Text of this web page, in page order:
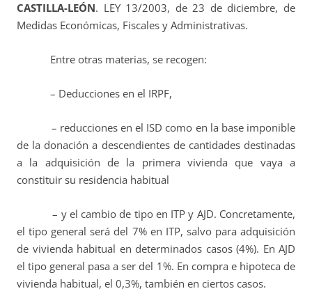
CASTILLA-LEÓN. LEY 13/2003, de 23 de diciembre, de
Medidas Económicas, Fiscales y Administrativas.
Entre otras materias, se recogen:
– Deducciones en el IRPF,
– reducciones en el ISD como en la base imponible
de la donación a descendientes de cantidades destinadas
a la adquisición de la primera vivienda que vaya a
constituir su residencia habitual
– y el cambio de tipo en ITP y AJD. Concretamente,
el tipo general será del 7% en ITP, salvo para adquisición
de vivienda habitual en determinados casos (4%). En AJD
el tipo general pasa a ser del 1%. En compra e hipoteca de
vivienda habitual, el 0,3%, también en ciertos casos.